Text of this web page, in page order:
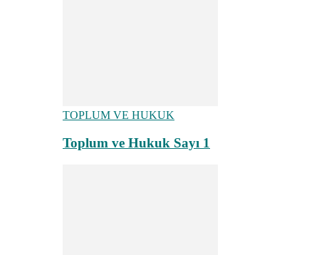
TOPLUM VE HUKUK
Toplum ve Hukuk Sayı 1